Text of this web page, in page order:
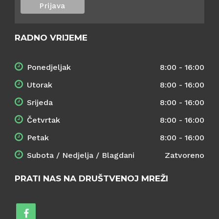
RADNO VRIJEME
Ponedjeljak
8:00 - 16:00
Utorak
8:00 - 16:00
Srijeda
8:00 - 16:00
Četvrtak
8:00 - 16:00
Petak
8:00 - 16:00
Subota / Nedjelja / Blagdani
Zatvoreno
PRATI NAS NA DRUŠTVENOJ MREŽI